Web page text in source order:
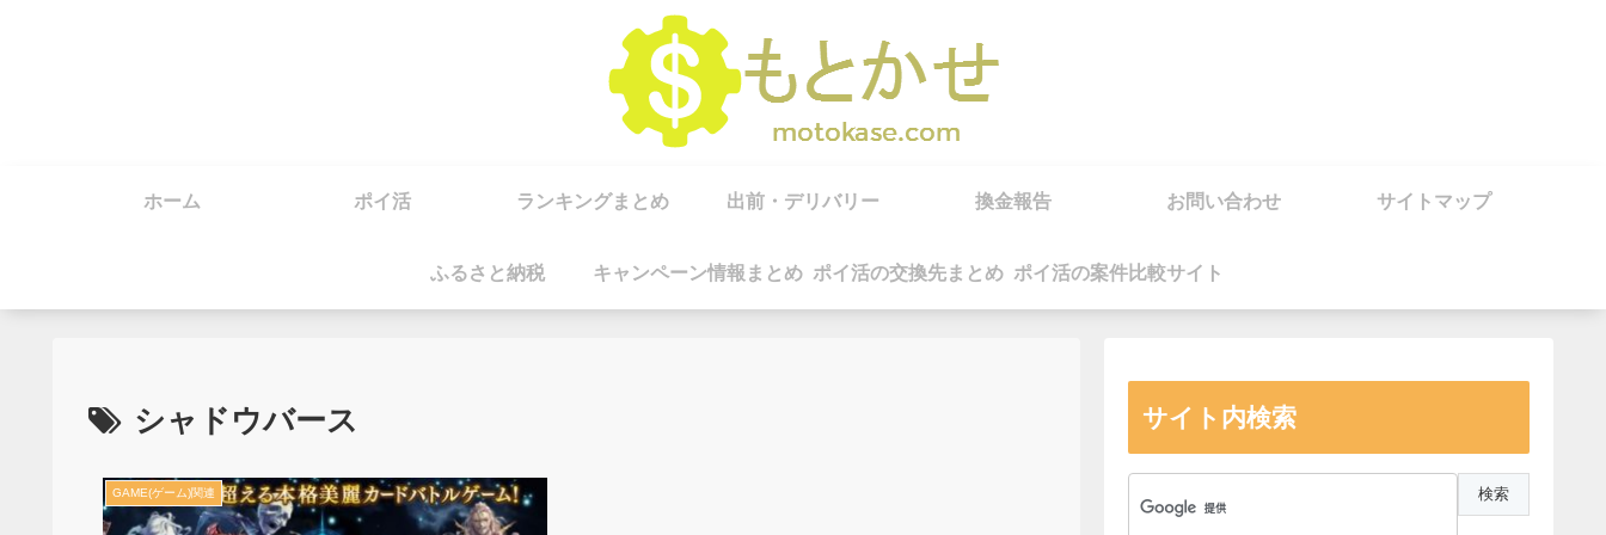
ホーム ポイ活 ランキングまとめ 出前・デリバリー 換金報告 お問い合わせ サイトマップ
ふるさと納税 キャンペーン情報まとめ ポイ活の交換先まとめ ポイ活の案件比較サイト
シャドウバース
GAME(ゲーム)関連
サイト内検索